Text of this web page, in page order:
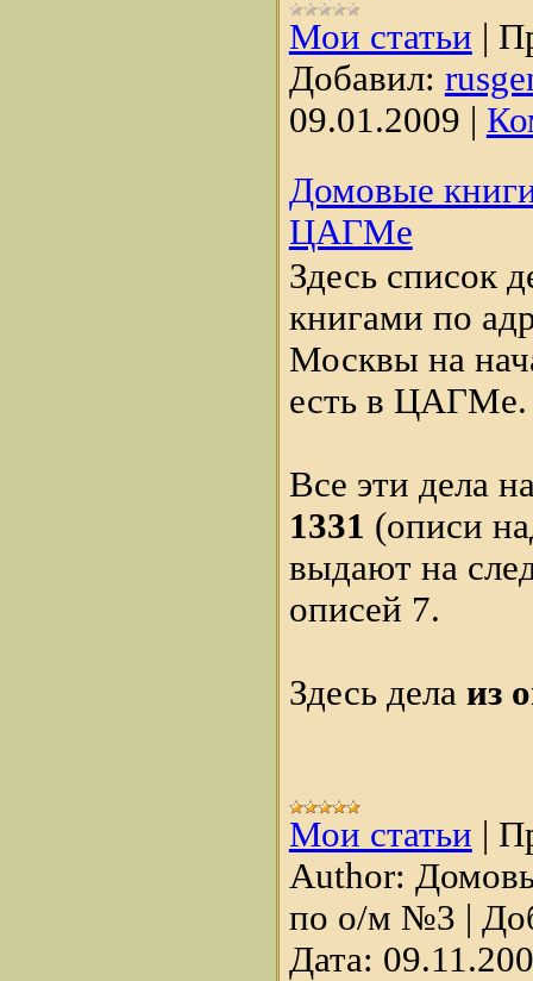
Мои статьи
Добавил:
09.01.2009
Домовые
ЦАГМе
Здесь список
книгами по
Москвы на
есть в ЦАГМе.
Все эти дела
1331 (описи
выдают на
описей 7.
Здесь дела из
Мои статьи
Author:
по о/м №3
Дата: